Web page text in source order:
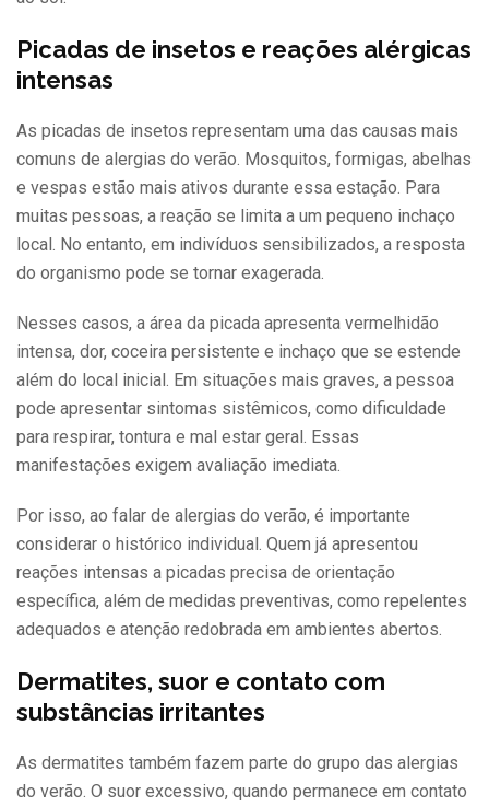
Picadas de insetos e reações alérgicas
intensas
As picadas de insetos representam uma das causas mais
comuns de alergias do verão. Mosquitos, formigas, abelhas
e vespas estão mais ativos durante essa estação. Para
muitas pessoas, a reação se limita a um pequeno inchaço
local. No entanto, em indivíduos sensibilizados, a resposta
do organismo pode se tornar exagerada.
Nesses casos, a área da picada apresenta vermelhidão
intensa, dor, coceira persistente e inchaço que se estende
além do local inicial. Em situações mais graves, a pessoa
pode apresentar sintomas sistêmicos, como dificuldade
para respirar, tontura e mal estar geral. Essas
manifestações exigem avaliação imediata.
Por isso, ao falar de alergias do verão, é importante
considerar o histórico individual. Quem já apresentou
reações intensas a picadas precisa de orientação
específica, além de medidas preventivas, como repelentes
adequados e atenção redobrada em ambientes abertos.
Dermatites, suor e contato com
substâncias irritantes
As dermatites também fazem parte do grupo das alergias
do verão. O suor excessivo, quando permanece em contato